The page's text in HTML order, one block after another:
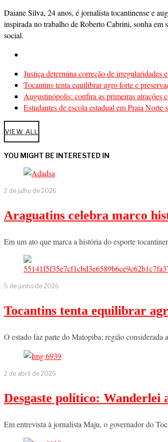
Daiane Silva, 24 anos, é jornalista tocantinense e
inspirada no trabalho de Roberto Cabrini, sonha
social.
Justiça determina correção de irregularidades
Tocantins tenta equilibrar agro forte e
Augustinópolis: confira as primeiras atrações
Estudantes de escola estadual em Praia
VIEW ALL
YOU MIGHT BE INTERESTED IN
2 de julho de 2026
Araguatins celebra marco
Em um ato que marca a história do esporte
5 de junho de 2026
Tocantins tenta equilibrar
O estado faz parte do Matopiba; região
2 de abril de 2026
Desgaste político: Wanderlei
Em entrevista à jornalista Maju, o governador do